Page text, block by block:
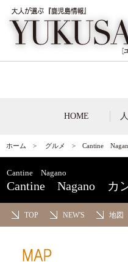
HOME
ホーム > グルメ > Cantine
Cantine Nagano
Cantine Nagano カ
TOP NEW'S 地図